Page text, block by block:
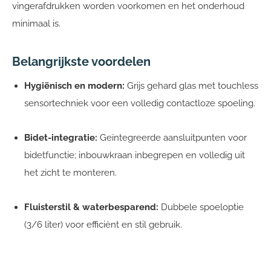
vingerafdrukken worden voorkomen en het onderhoud
minimaal is.
Belangrijkste voordelen
Hygiënisch en modern: Grijs gehard glas met touchless
sensortechniek voor een volledig contactloze spoeling.
Bidet-integratie: Geïntegreerde aansluitpunten voor
bidetfunctie; inbouwkraan inbegrepen en volledig uit
het zicht te monteren.
Fluisterstil & waterbesparend: Dubbele spoeloptie
(3/6 liter) voor efficiënt en stil gebruik.